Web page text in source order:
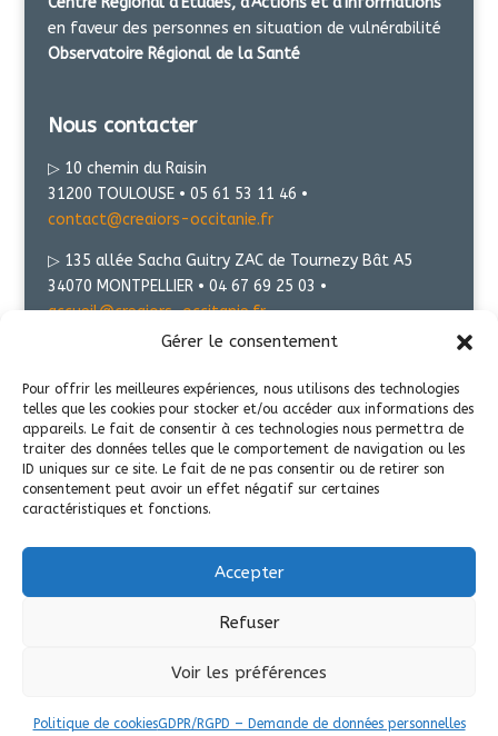
Gérer le consentement
Pour offrir les meilleures expériences, nous utilisons des technologies
telles que les cookies pour stocker et/ou accéder aux informations des
appareils. Le fait de consentir à ces technologies nous permettra de
traiter des données telles que le comportement de navigation ou les
ID uniques sur ce site. Le fait de ne pas consentir ou de retirer son
consentement peut avoir un effet négatif sur certaines
caractéristiques et fonctions.
Accepter
Refuser
Voir les préférences
Politique de cookiesGDPR/RGPD – Demande de données personnelles
en faveur des personnes en situation de vulnérabilité
Observatoire Régional de la Santé
Nous contacter
▷ 10 chemin du Raisin
31200 TOULOUSE • 05 61 53 11 46 •
contact@creaiors-occitanie.fr
▷ 135 allée Sacha Guitry ZAC de Tournezy Bât A5
34070 MONTPELLIER • 04 67 69 25 03 •
accueil@creaiors-occitanie.fr
Présentation
Mentions légales
Politique de confidentialité
Transparence